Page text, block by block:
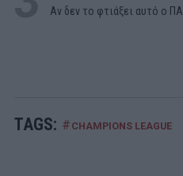
Αν δεν το φτιάξει αυτό ο
TAGS: # CHAMPIONS LEAGUE